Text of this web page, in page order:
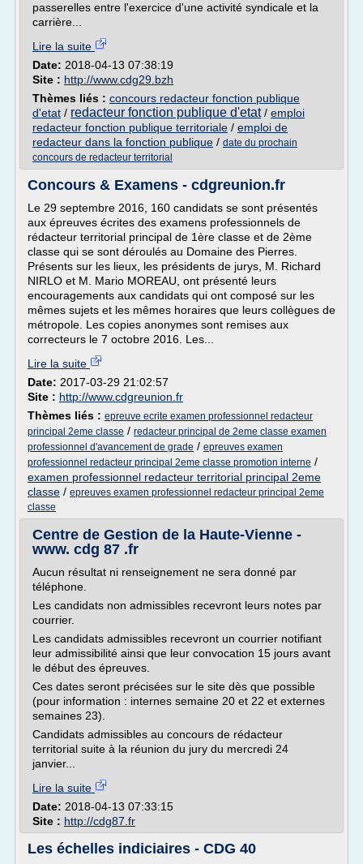
passerelles entre l'exercice d'une activité syndicale et la
carrière...
Lire la suite
Date: 2018-04-13 07:38:19
Site : http://www.cdg29.bzh
Thèmes liés : concours redacteur fonction publique
d'etat / redacteur fonction publique d'etat/ emploi
redacteur fonction publique territoriale / emploi de
redacteur dans la fonction publique / date du prochain
concours de redacteur territorial
Concours & Examens - cdgreunion.fr
Le 29 septembre 2016, 160 candidats se sont présentés
aux épreuves écrites des examens professionnels de
rédacteur territorial principal de 1ère classe et de 2ème
classe qui se sont déroulés au Domaine des Pierres.
Présents sur les lieux, les présidents de jurys, M. Richard
NIRLO et M. Mario MOREAU, ont présenté leurs
encouragements aux candidats qui ont composé sur les
mêmes sujets et les mêmes horaires que leurs collègues de
métropole. Les copies anonymes sont remises aux
correcteurs le 7 octobre 2016. Les...
Lire la suite
Date: 2017-03-29 21:02:57
Site : http://www.cdgreunion.fr
Thèmes liés : epreuve ecrite examen professionnel redacteur
principal 2eme classe / redacteur principal de 2eme classe examen
professionnel d'avancement de grade / epreuves examen
professionnel redacteur principal 2eme classe promotion interne /
examen professionnel redacteur territorial principal 2eme
classe / epreuves examen professionnel redacteur principal 2eme
classe
Centre de Gestion de la Haute-Vienne -
www. cdg 87 .fr
Aucun résultat ni renseignement ne sera donné par
téléphone.
Les candidats non admissibles recevront leurs notes par
courrier.
Les candidats admissibles recevront un courrier notifiant
leur admissibilité ainsi que leur convocation 15 jours avant
le début des épreuves.
Ces dates seront précisées sur le site dès que possible
(pour information : internes semaine 20 et 22 et externes
semaines 23).
Candidats admissibles au concours de rédacteur
territorial suite à la réunion du jury du mercredi 24
janvier...
Lire la suite
Date: 2018-04-13 07:33:15
Site : http://cdg87.fr
Les échelles indiciaires - CDG 40